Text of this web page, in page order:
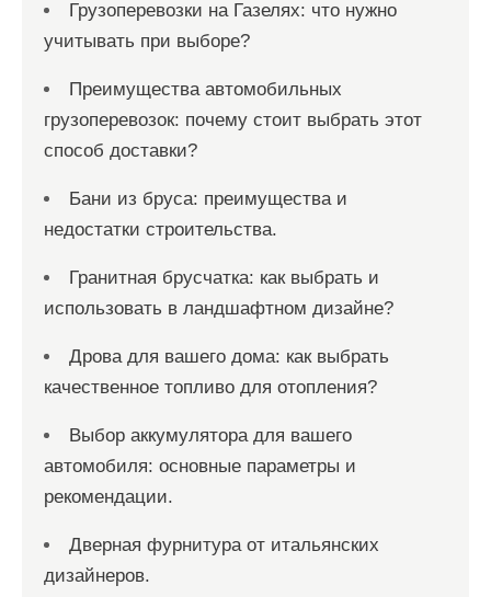
Грузоперевозки на Газелях: что нужно
учитывать при выборе?
Преимущества автомобильных
грузоперевозок: почему стоит выбрать этот
способ доставки?
Бани из бруса: преимущества и
недостатки строительства.
Гранитная брусчатка: как выбрать и
использовать в ландшафтном дизайне?
Дрова для вашего дома: как выбрать
качественное топливо для отопления?
Выбор аккумулятора для вашего
автомобиля: основные параметры и
рекомендации.
Дверная фурнитура от итальянских
дизайнеров.